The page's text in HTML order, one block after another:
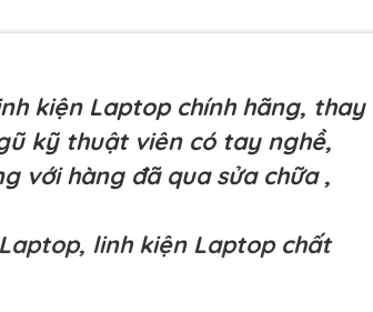
kiện Laptop chính hãng, thay
kỹ thuật viên có tay nghề,
với hàng đã qua sửa chữa ,
linh kiện Laptop chất